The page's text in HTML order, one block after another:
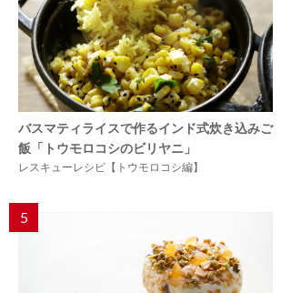
バスマティライスで作るインド式炊き込みご
飯「トウモロコシのビリヤニ」
レスキューレシピ【トウモロコシ編】
5